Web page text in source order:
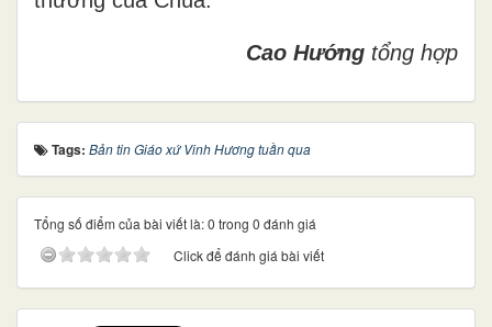
Cao Hướng tổng hợp
Tags: Bản tin Giáo xứ Vinh Hương tuần qua
Tổng số điểm của bài viết là: 0 trong 0 đánh giá
Click để đánh giá bài viết